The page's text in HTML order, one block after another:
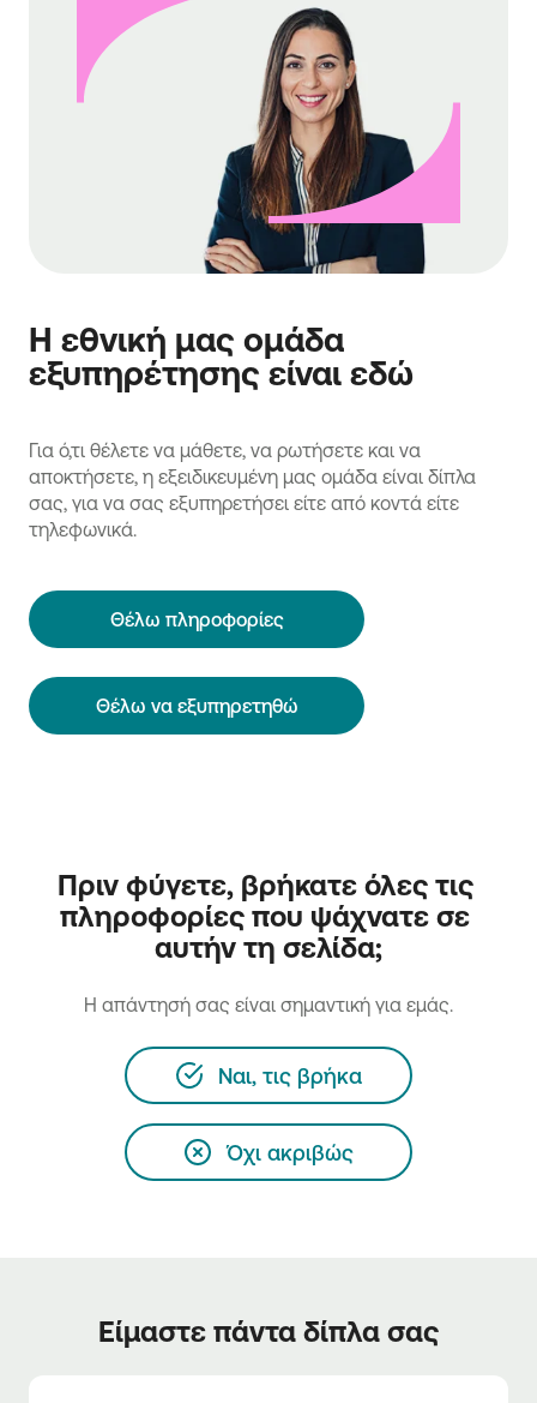
Η εθνική μας ομάδα
εξυπηρέτησης είναι εδώ
Για ό,τι θέλετε να μάθετε, να ρωτήσετε και να
αποκτήσετε, η εξειδικευμένη μας ομάδα είναι δίπλα
σας, για να σας εξυπηρετήσει είτε από κοντά είτε
τηλεφωνικά.
Θέλω πληροφορίες
Θέλω να εξυπηρετηθώ
Πριν φύγετε, βρήκατε όλες τις
πληροφορίες που ψάχνατε σε
αυτήν τη σελίδα;
H απάντησή σας είναι σημαντική για εμάς.
Ναι, τις βρήκα
Όχι ακριβώς
Είμαστε πάντα δίπλα σας